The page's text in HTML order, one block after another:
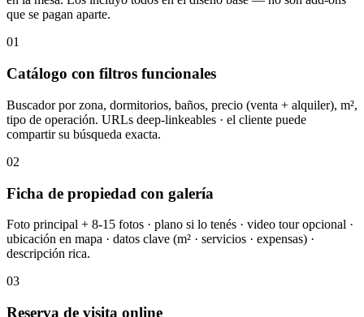
que se pagan aparte.
01
Catálogo con filtros funcionales
Buscador por zona, dormitorios, baños, precio (venta + alquiler), m²,
tipo de operación. URLs deep-linkeables · el cliente puede
compartir su búsqueda exacta.
02
Ficha de propiedad con galería
Foto principal + 8-15 fotos · plano si lo tenés · video tour opcional ·
ubicación en mapa · datos clave (m² · servicios · expensas) ·
descripción rica.
03
Reserva de visita online